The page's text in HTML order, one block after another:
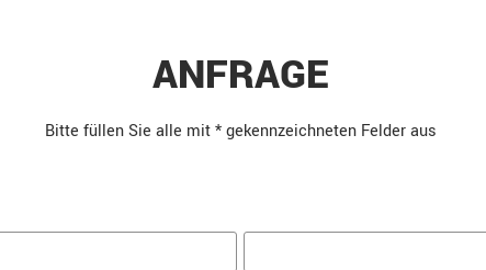
ANFRAGE
Bitte füllen Sie alle mit * gekennzeichneten Felder aus